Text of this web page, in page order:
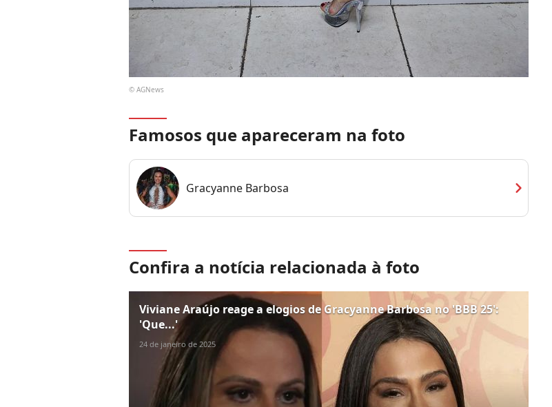
© AGNews
Famosos que apareceram na foto
Gracyanne Barbosa chevron_right
Confira a notícia relacionada à foto
Viviane Araújo reage a elogios de Gracyanne Barbosa no 'BBB 25':
'Que...'
24 de janeiro de 2025